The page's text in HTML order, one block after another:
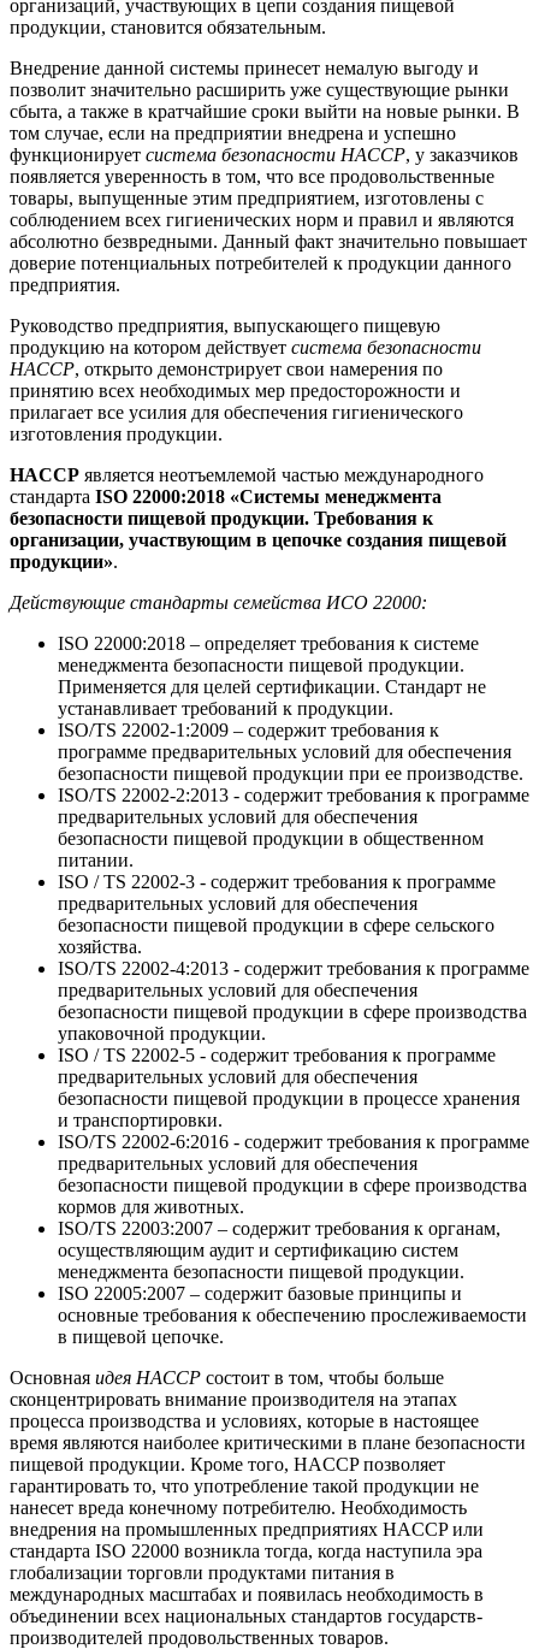
организаций, участвующих в цепи создания пищевой
продукции, становится обязательным.
Внедрение данной системы принесет немалую выгоду и
позволит значительно расширить уже существующие рынки
сбыта, а также в кратчайшие сроки выйти на новые рынки. В
том случае, если на предприятии внедрена и успешно
функционирует система безопасности HACCP, у заказчиков
появляется уверенность в том, что все продовольственные
товары, выпущенные этим предприятием, изготовлены с
соблюдением всех гигиенических норм и правил и являются
абсолютно безвредными. Данный факт значительно повышает
доверие потенциальных потребителей к продукции данного
предприятия.
Руководство предприятия, выпускающего пищевую
продукцию на котором действует система безопасности
HACCP, открыто демонстрирует свои намерения по
принятию всех необходимых мер предосторожности и
прилагает все усилия для обеспечения гигиенического
изготовления продукции.
HACCP является неотъемлемой частью международного
стандарта ISO 22000:2018 «Системы менеджмента
безопасности пищевой продукции. Требования к
организации, участвующим в цепочке создания пищевой
продукции».
Действующие стандарты семейства ИСO 22000:
ISO 22000:2018 – определяет требования к системе
менеджмента безопасности пищевой продукции.
Применяется для целей сертификации. Стандарт не
устанавливает требований к продукции.
ISO/TS 22002-1:2009 – содержит требования к
программе предварительных условий для обеспечения
безопасности пищевой продукции при ее производстве.
ISO/TS 22002-2:2013 - содержит требования к программе
предварительных условий для обеспечения
безопасности пищевой продукции в общественном
питании.
ISO / TS 22002-3 - содержит требования к программе
предварительных условий для обеспечения
безопасности пищевой продукции в сфере сельского
хозяйства.
ISO/TS 22002-4:2013 - содержит требования к программе
предварительных условий для обеспечения
безопасности пищевой продукции в сфере производства
упаковочной продукции.
ISO / TS 22002-5 - содержит требования к программе
предварительных условий для обеспечения
безопасности пищевой продукции в процессе хранения
и транспортировки.
ISO/TS 22002-6:2016 - содержит требования к программе
предварительных условий для обеспечения
безопасности пищевой продукции в сфере производства
кормов для животных.
ISO/TS 22003:2007 – содержит требования к органам,
осуществляющим аудит и сертификацию систем
менеджмента безопасности пищевой продукции.
ISO 22005:2007 – содержит базовые принципы и
основные требования к обеспечению прослеживаемости
в пищевой цепочке.
Основная идея HACCP состоит в том, чтобы больше
сконцентрировать внимание производителя на этапах
процесса производства и условиях, которые в настоящее
время являются наиболее критическими в плане безопасности
пищевой продукции. Кроме того, HACCP позволяет
гарантировать то, что употребление такой продукции не
нанесет вреда конечному потребителю. Необходимость
внедрения на промышленных предприятиях HACCP или
стандарта ISO 22000 возникла тогда, когда наступила эра
глобализации торговли продуктами питания в
международных масштабах и появилась необходимость в
объединении всех национальных стандартов государств-
производителей продовольственных товаров.